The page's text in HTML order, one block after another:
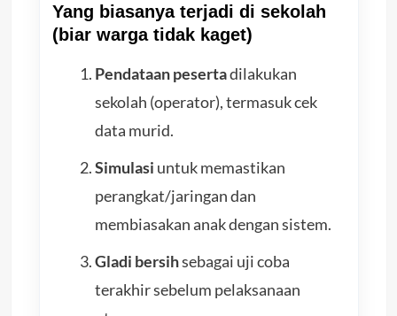
Yang biasanya terjadi di sekolah
(biar warga tidak kaget)
Pendataan pesertadilakukan
sekolah (operator), termasuk cek
data murid.
Simulasi untuk memastikan
perangkat/jaringan dan
membiasakan anak dengan sistem.
Gladi bersihsebagai uji coba
terakhir sebelum pelaksanaan